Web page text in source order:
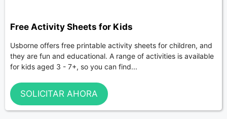
Free Activity Sheets for Kids
Usborne offers free printable activity sheets for children, and
they are fun and educational. A range of activities is available
for kids aged 3 - 7+, so you can find...
SOLICITAR AHORA